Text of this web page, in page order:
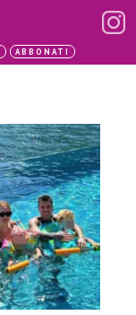
ABBONATI